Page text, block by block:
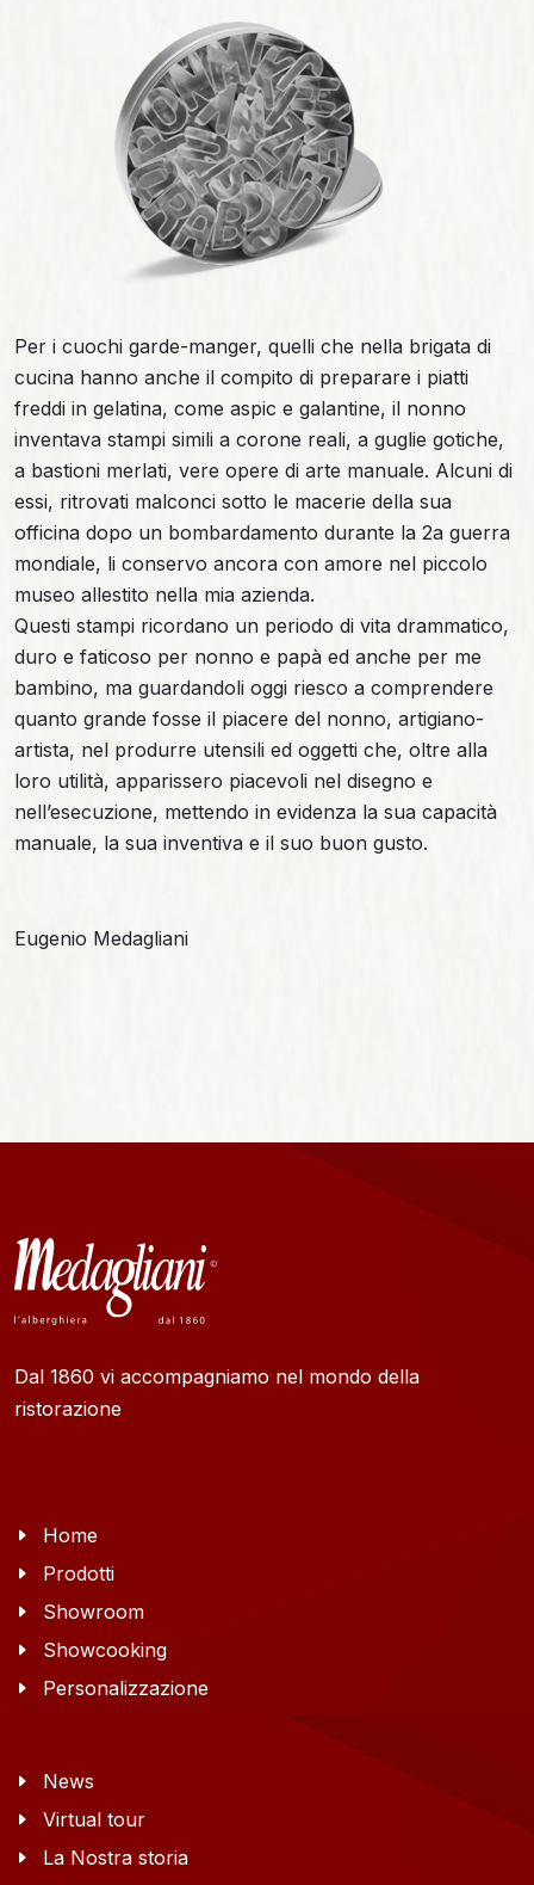
Per i cuochi garde-manger, quelli che nella brigata di
cucina hanno anche il compito di preparare i piatti
freddi in gelatina, come aspic e galantine, il nonno
inventava stampi simili a corone reali, a guglie gotiche,
a bastioni merlati, vere opere di arte manuale. Alcuni di
essi, ritrovati malconci sotto le macerie della sua
officina dopo un bombardamento durante la 2a guerra
mondiale, li conservo ancora con amore nel piccolo
museo allestito nella mia azienda.
Questi stampi ricordano un periodo di vita drammatico,
duro e faticoso per nonno e papà ed anche per me
bambino, ma guardandoli oggi riesco a comprendere
quanto grande fosse il piacere del nonno, artigiano-
artista, nel produrre utensili ed oggetti che, oltre alla
loro utilità, apparissero piacevoli nel disegno e
nell’esecuzione, mettendo in evidenza la sua capacità
manuale, la sua inventiva e il suo buon gusto.
Eugenio Medagliani
Dal 1860 vi accompagniamo nel mondo della
ristorazione
Home
Prodotti
Showroom
Showcooking
Personalizzazione
News
Virtual tour
La Nostra storia